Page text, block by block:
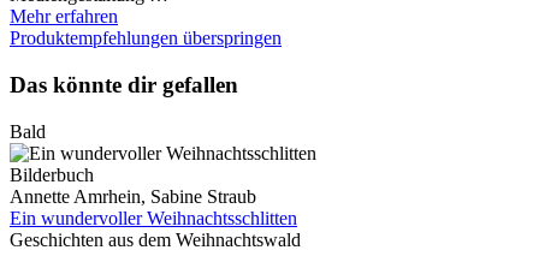
Mehr erfahren
Produktempfehlungen überspringen
Das könnte dir gefallen
Bald
Bilderbuch
Annette Amrhein, Sabine Straub
Ein wundervoller Weihnachtsschlitten
Geschichten aus dem Weihnachtswald